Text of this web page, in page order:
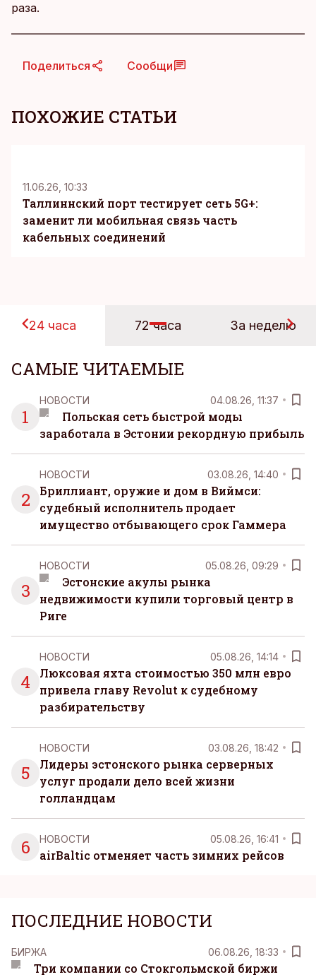
раза.
Поделиться Сообщи
ПОХОЖИЕ СТАТЬИ
11.06.26, 10:33
Таллиннский порт тестирует сеть 5G+:
заменит ли мобильная связь часть
кабельных соединений
24 часа 72 часа За неделю
САМЫЕ ЧИТАЕМЫЕ
1
НОВОСТИ 04.08.26, 11:37
Польская сеть быстрой моды
заработала в Эстонии рекордную прибыль
2
НОВОСТИ 03.08.26, 14:40
Бриллиант, оружие и дом в Виймси:
судебный исполнитель продает
имущество отбывающего срок Гаммера
3
НОВОСТИ 05.08.26, 09:29
Эстонские акулы рынка
недвижимости купили торговый центр в
Риге
4
НОВОСТИ 05.08.26, 14:14
Люксовая яхта стоимостью 350 млн евро
привела главу Revolut к судебному
разбирательству
5
НОВОСТИ 03.08.26, 18:42
Лидеры эстонского рынка серверных
услуг продали дело всей жизни
голландцам
6 НОВОСТИ 05.08.26, 16:41
airBaltic отменяет часть зимних рейсов
ПОСЛЕДНИЕ НОВОСТИ
БИРЖА 06.08.26, 18:33
Три компании со Стокгольмской биржи